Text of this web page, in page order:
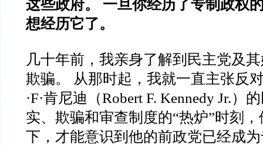
这些政府。 一旦你经历了专制政权
想经历它了。
几十年前，我亲身了解到民主党及
欺骗。 从那时起，我就一直主张反
·F·肯尼迪（Robert F. Kennedy Jr.）
实、欺骗和审查制度的“热炉”时刻
下，才能意识到他的前政党已经成